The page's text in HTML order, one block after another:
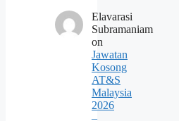
Elavarasi
Subramaniam
on
Jawatan
Kosong
AT&S
Malaysia
2026
–